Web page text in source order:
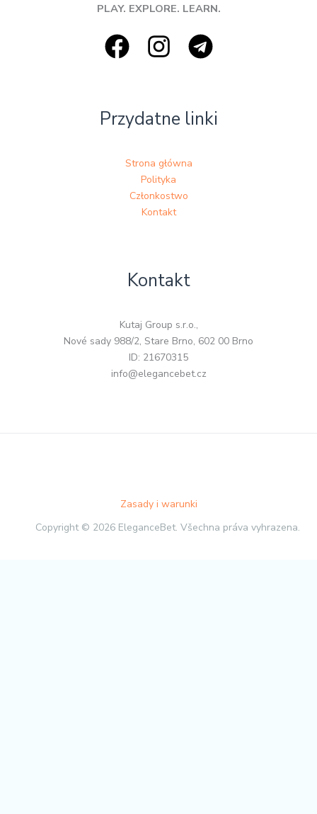
PLAY. EXPLORE. LEARN.
Przydatne linki
Strona główna
Polityka
Członkostwo
Kontakt
Kontakt
Kutaj Group s.r.o.,
Nové sady 988/2, Stare Brno, 602 00 Brno
ID: 21670315
info@elegancebet.cz
Zasady i warunki
Copyright © 2026 EleganceBet. Všechna práva vyhrazena.